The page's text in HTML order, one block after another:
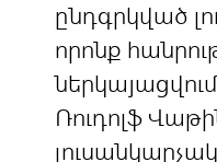
ընդգրկված
որոնք
Ռուդոլֆ